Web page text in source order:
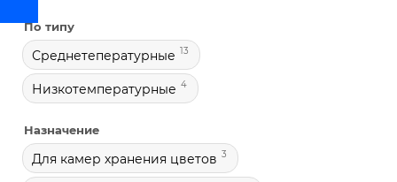
По типу
Среднетепературные 13
Низкотемпературные 4
Назначение
Для камер хранения цветов 3